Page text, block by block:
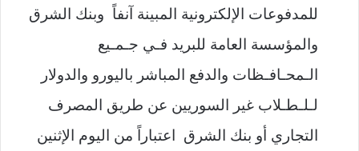
للمدفوعات الإلكترونية المبينة آنفاً وبنك الشرق
والمؤسسة العامة للبريد فـي جـمـيع
الـمحـافـظات والدفع المباشر باليورو والدولار
لـلـطـلاب غير السوريين عن طريق المصرف
التجاري أو بنك الشرق اعتباراً من اليوم الإثنين